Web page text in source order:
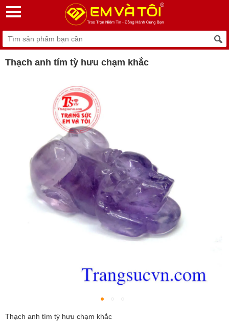
Thạch anh tím tỳ hưu chạm khắc
Thạch anh tím tỳ hưu chạm khắc